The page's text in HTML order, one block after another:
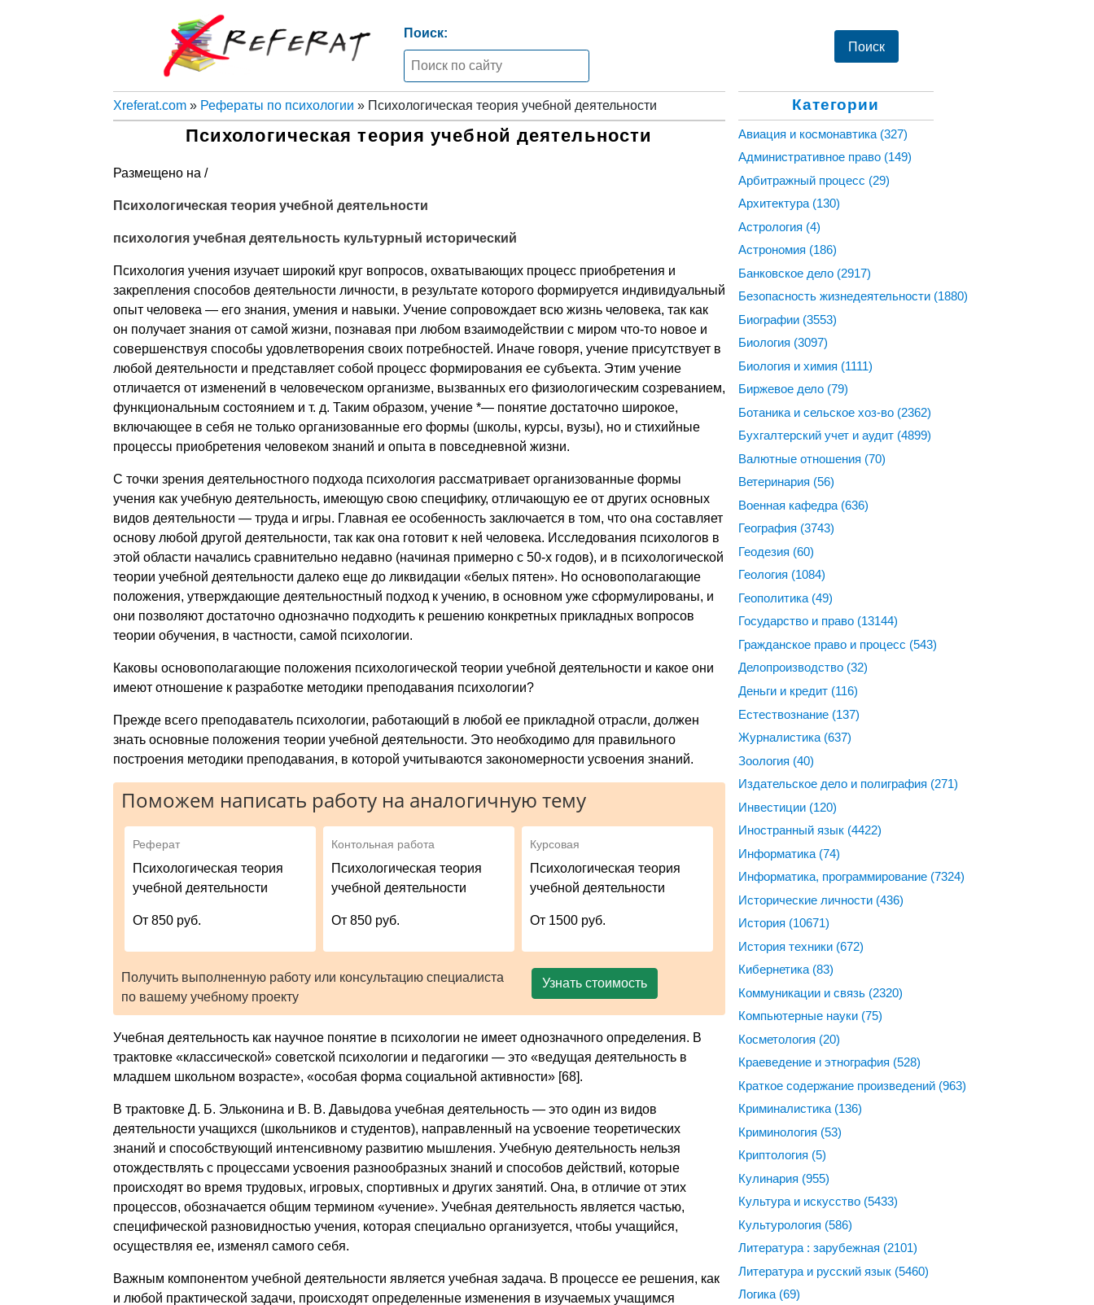
Поиск:
Xreferat.com» Рефераты по психологии » Психологическая теория учебной деятельности
Психологическая теория учебной деятельности
Размещено на /
Психологическая теория учебной деятельности
психология учебная деятельность культурный исторический
Психология учения изучает широкий круг вопросов, охватывающих процесс приобретения и
закрепления способов деятельности личности, в результате которого формируется индивидуальный
опыт человека — его знания, умения и навыки. Учение сопровождает всю жизнь человека, так как
он получает знания от самой жизни, познавая при любом взаимодействии с миром что-то новое и
совершенствуя способы удовлетворения своих потребностей. Иначе говоря, учение присутствует в
любой деятельности и представляет собой процесс формирования ее субъекта. Этим учение
отличается от изменений в человеческом организме, вызванных его физиологическим созреванием,
функциональным состоянием и т. д. Таким образом, учение *— понятие достаточно широкое,
включающее в себя не только организованные его формы (школы, курсы, вузы), но и стихийные
процессы приобретения человеком знаний и опыта в повседневной жизни.
С точки зрения деятельностного подхода психология рассматривает организованные формы
учения как учебную деятельность, имеющую свою специфику, отличающую ее от других основных
видов деятельности — труда и игры. Главная ее особенность заключается в том, что она составляет
основу любой другой деятельности, так как она готовит к ней человека. Исследования психологов в
этой области начались сравнительно недавно (начиная примерно с 50-х годов), и в психологической
теории учебной деятельности далеко еще до ликвидации «белых пятен». Но основополагающие
положения, утверждающие деятельностный подход к учению, в основном уже сформулированы, и
они позволяют достаточно однозначно подходить к решению конкретных прикладных вопросов
теории обучения, в частности, самой психологии.
Каковы основополагающие положения психологической теории учебной деятельности и какое они
имеют отношение к разработке методики преподавания психологии?
Прежде всего преподаватель психологии, работающий в любой ее прикладной отрасли, должен
знать основные положения теории учебной деятельности. Это необходимо для правильного
построения методики преподавания, в которой учитываются закономерности усвоения знаний.
Поможем написать работу на аналогичную тему
Реферат
Психологическая теория
учебной деятельности
От 850 руб.
Контольная работа
Психологическая теория
учебной деятельности
От 850 руб.
Курсовая
Психологическая теория
учебной деятельности
От 1500 руб.
Получить выполненную работу или консультацию специалиста
по вашему учебному проекту
Узнать стоимость
Учебная деятельность как научное понятие в психологии не имеет однозначного определения. В
трактовке «классической» советской психологии и педагогики — это «ведущая деятельность в
младшем школьном возрасте», «особая форма социальной активности» [68].
В трактовке Д. Б. Эльконина и В. В. Давыдова учебная деятельность — это один из видов
деятельности учащихся (школьников и студентов), направленный на усвоение теоретических
знаний и способствующий интенсивному развитию мышления. Учебную деятельность нельзя
отождествлять с процессами усвоения разнообразных знаний и способов действий, которые
происходят во время трудовых, игровых, спортивных и других занятий. Она, в отличие от этих
процессов, обозначается общим термином «учение». Учебная деятельность является частью,
специфической разновидностью учения, которая специально организуется, чтобы учащийся,
осуществляя ее, изменял самого себя.
Важным компонентом учебной деятельности является учебная задача. В процессе ее решения, как
и любой практической задачи, происходят определенные изменения в изучаемых учащимся
Категории
Авиация и космонавтика (327)
Административное право (149)
Арбитражный процесс (29)
Архитектура (130)
Астрология (4)
Астрономия (186)
Банковское дело (2917)
Безопасность жизнедеятельности (1880)
Биографии (3553)
Биология (3097)
Биология и химия (1111)
Биржевое дело (79)
Ботаника и сельское хоз-во (2362)
Бухгалтерский учет и аудит (4899)
Валютные отношения (70)
Ветеринария (56)
Военная кафедра (636)
География (3743)
Геодезия (60)
Геология (1084)
Геополитика (49)
Государство и право (13144)
Гражданское право и процесс (543)
Делопроизводство (32)
Деньги и кредит (116)
Естествознание (137)
Журналистика (637)
Зоология (40)
Издательское дело и полиграфия (271)
Инвестиции (120)
Иностранный язык (4422)
Информатика (74)
Информатика, программирование (7324)
Исторические личности (436)
История (10671)
История техники (672)
Кибернетика (83)
Коммуникации и связь (2320)
Компьютерные науки (75)
Косметология (20)
Краеведение и этнография (528)
Краткое содержание произведений (963)
Криминалистика (136)
Криминология (53)
Криптология (5)
Кулинария (955)
Культура и искусство (5433)
Культурология (586)
Литература : зарубежная (2101)
Литература и русский язык (5460)
Логика (69)